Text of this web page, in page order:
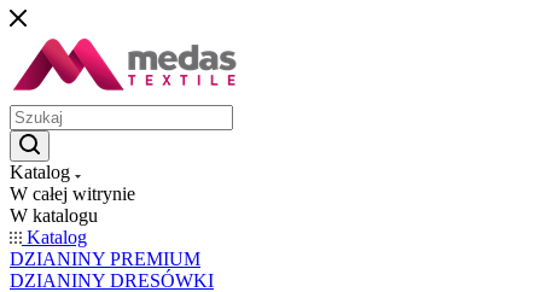
Katalog
W całej witrynie
W katalogu
Katalog
DZIANINY PREMIUM
DZIANINY DRESÓWKI